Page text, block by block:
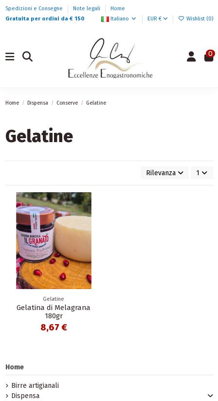
Spedizioni e Consegne Note legali
Home
Gratuita per ordini da € 150
Italiano EUR € Wishlist (0)
0
Home Dispensa Conserve Gelatine
Gelatine
Rilevanza 1
Gelatine
Gelatina di Melagrana
180gr
8,67 €
Home
Birre artigianali
Dispensa